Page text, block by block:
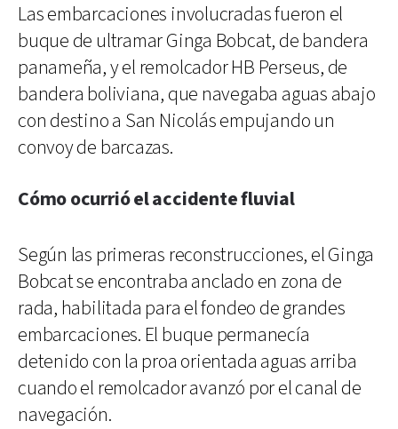
Las embarcaciones involucradas fueron el
buque de ultramar Ginga Bobcat, de bandera
panameña, y el remolcador HB Perseus, de
bandera boliviana, que navegaba aguas abajo
con destino a San Nicolás empujando un
convoy de barcazas.
Cómo ocurrió el accidente fluvial
Según las primeras reconstrucciones, el Ginga
Bobcat se encontraba anclado en zona de
rada, habilitada para el fondeo de grandes
embarcaciones. El buque permanecía
detenido con la proa orientada aguas arriba
cuando el remolcador avanzó por el canal de
navegación.